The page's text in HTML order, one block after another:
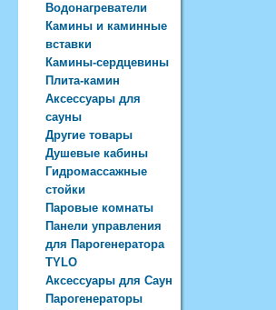
Водонагреватели
Камины и каминные
вставки
Камины-сердцевины
Плита-камин
Аксессуары для
сауны
Другие товары
Душевые кабины
Гидромассажные
стойки
Паровые комнаты
Панели управления
для Парогенератора
TYLO
Аксессуары для Саун
Парогенераторы